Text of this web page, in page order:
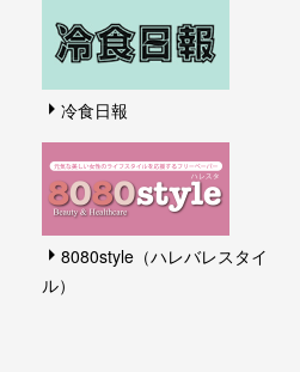
冷食日報
8080style（ハレバレスタイ
ル）